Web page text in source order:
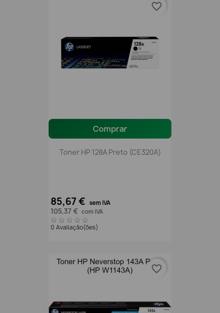
Comprar
Toner HP 128A Preto (CE320A)
85,67 € sem IVA
105,37 € com IVA
0 Avaliação(ões)
favorite_border
favorite_border